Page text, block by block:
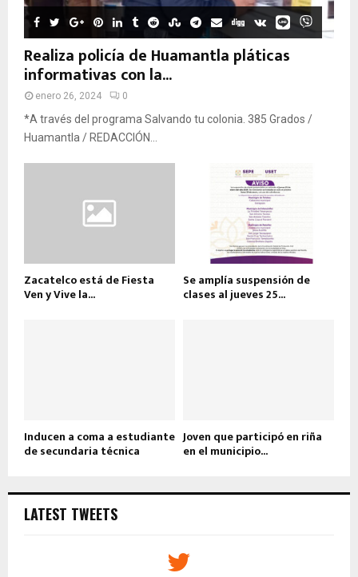
Realiza policía de Huamantla pláticas
informativas con la...
enero 26, 2024 0
*A través del programa Salvando tu colonia. 385 Grados /
Huamantla / REDACCIÓN...
Zacatelco está de Fiesta
Ven y Vive la...
Se amplía suspensión de
clases al jueves 25...
Inducen a coma a estudiante
de secundaria técnica
Joven que participó en riña
en el municipio...
LATEST TWEETS